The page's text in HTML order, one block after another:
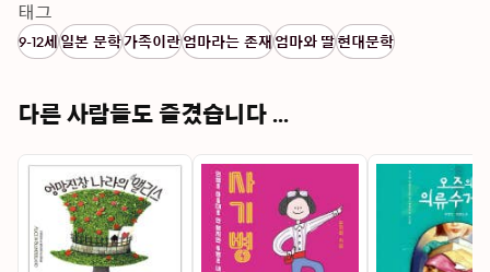
으며 10만 부 이상 판매되었다.
태그
9-12세일본 문학가족이란엄마라는 존재엄마와 딸현대문학
다른 사람들도 즐겼습니다 ...